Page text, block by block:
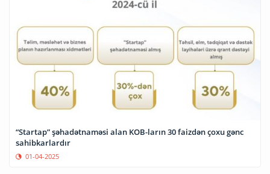
“Startap” şəhadətnaməsi alan KOB-ların 30 faizdən çoxu gənc
sahibkarlardır
01-04-2025